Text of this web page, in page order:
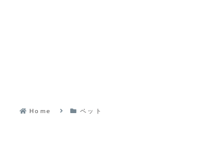
Home ペット